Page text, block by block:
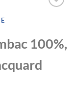
wishlist
100%,